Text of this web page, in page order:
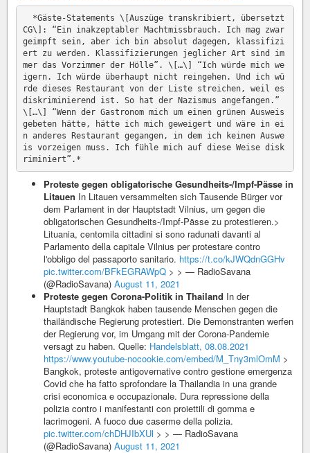
CG\]: “Ein inakzeptabler Machtmissbrauch. Ich mag zwar
geimpft sein, aber ich bin absolut dagegen, klassifizi
ert zu werden. Klassifizierungen jeglicher Art sind im
mer das Vorzimmer der Hölle”. \[…\] “Ich würde mich we
igern. Ich würde überhaupt nicht reingehen. Und ich wü
rde dieses Restaurant von der Liste streichen, weil es
diskriminierend ist. So hat der Nazismus angefangen.”
\[…\] “Wenn der Gastronom mich um einen grünen Ausweis
gebeten hätte, hätte ich mich geweigert und wäre in ei
n anderes Restaurant gegangen, in dem ich keinen Auswe
is vorzeigen muss. Ich fühle mich auf diese Weise disk
Proteste gegen obligatorische Gesundheits-/Impf-Pässe in
Litauen In Litauen versammelten sich Tausende Bürger vor
dem Parlament in der Hauptstadt Vilnius, um gegen die
obligatorischen Gesundheits-/Impf-Pässe zu protestieren.>
Lituania, centomila cittadini si sono radunati davanti al
Parlamento della capitale Vilnius per protestare contro
l'obbligo del passaporto sanitario. https://t.co/kJWQdnGGHv
pic.twitter.com/BFkEGRAWpQ > > — RadioSavana
(@RadioSavana) August 11, 2021
Proteste gegen Corona-Politik in Thailand In der
Hauptstadt Bangkok haben tausende Menschen gegen die
thailändische Regierung protestiert. Die Demonstranten werfen
der Regierung vor, im Umgang mit der Corona-Pandemie
versagt zu haben. Quelle: Handelsblatt, 08.08.2021
https://www.youtube-nocookie.com/embed/M_Tny3mlOmM >
Bangkok, proteste antigovernative contro gestione emergenza
Covid che ha fatto sprofondare la Thailandia in una grande
crisi economica e occupazionale. Dura repressione della
polizia contro i manifestanti con proiettili di gomma e
lacrimogeni. A fuoco due caserme della polizia.
pic.twitter.com/chDHJIbXUl > > — RadioSavana
(@RadioSavana) August 11, 2021